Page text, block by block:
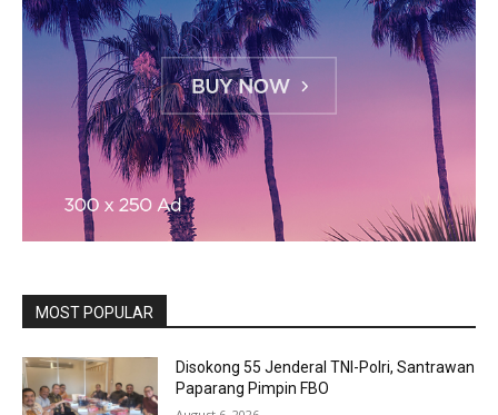
MOST POPULAR
Disokong 55 Jenderal TNI-Polri, Santrawan
Paparang Pimpin FBO